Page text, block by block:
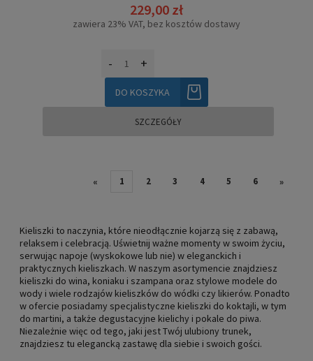
229,00 zł
zawiera 23% VAT, bez kosztów dostawy
- +
DO KOSZYKA
SZCZEGÓŁY
« 1 2 3 4 5 6 »
Kieliszki to naczynia, które nieodłącznie kojarzą się z zabawą,
relaksem i celebracją. Uświetnij ważne momenty w swoim życiu,
serwując napoje (wyskokowe lub nie) w eleganckich i
praktycznych kieliszkach. W naszym asortymencie znajdziesz
kieliszki do wina, koniaku i szampana oraz stylowe modele do
wody i wiele rodzajów kieliszków do wódki czy likierów. Ponadto
w ofercie posiadamy specjalistyczne kieliszki do koktajli, w tym
do martini, a także degustacyjne kielichy i pokale do piwa.
Niezależnie więc od tego, jaki jest Twój ulubiony trunek,
znajdziesz tu elegancką zastawę dla siebie i swoich gości.